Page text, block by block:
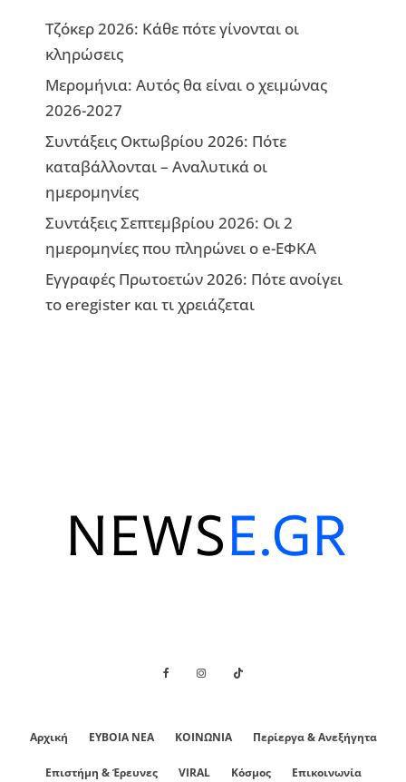
Τζόκερ 2026: Κάθε πότε γίνονται οι
κληρώσεις
Μερομήνια: Αυτός θα είναι ο χειμώνας
2026-2027
Συντάξεις Οκτωβρίου 2026: Πότε
καταβάλλονται – Αναλυτικά οι
ημερομηνίες
Συντάξεις Σεπτεμβρίου 2026: Οι 2
ημερομηνίες που πληρώνει ο e-ΕΦΚΑ
Εγγραφές Πρωτοετών 2026: Πότε ανοίγει
το eregister και τι χρειάζεται
Αρχική ΕΥΒΟΙΑ ΝΕΑ ΚΟΙΝΩΝΙΑ Περίεργα & Ανεξήγητα
Επιστήμη & Έρευνες VIRAL Κόσμος Επικοινωνία